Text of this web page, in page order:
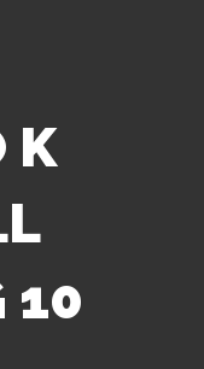
K
10